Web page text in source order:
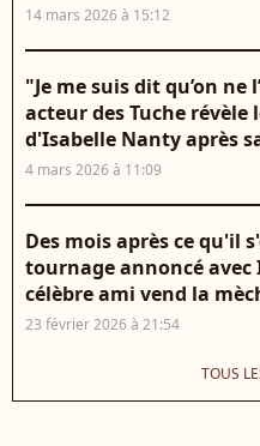
14 mars 2026 à 15:12
"Je me suis dit qu’on ne
acteur des Tuche révèle
d'Isabelle Nanty après
4 mars 2026 à 11:09
Des mois après ce qu'il
tournage annoncé avec
célèbre ami vend la
23 février 2026 à 21:54
TOUS